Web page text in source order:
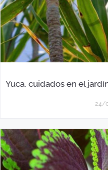
Yuca, cuidados en el
24/